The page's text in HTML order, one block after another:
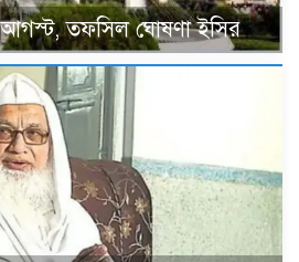
আগস্ট, তফসিল ঘোষণা ইসির